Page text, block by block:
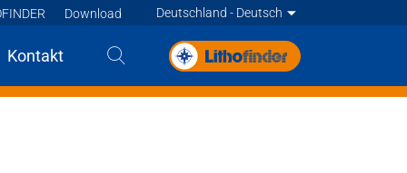
Download
Deutschland - Deutsch
Deutsch
English
English
Kontakt